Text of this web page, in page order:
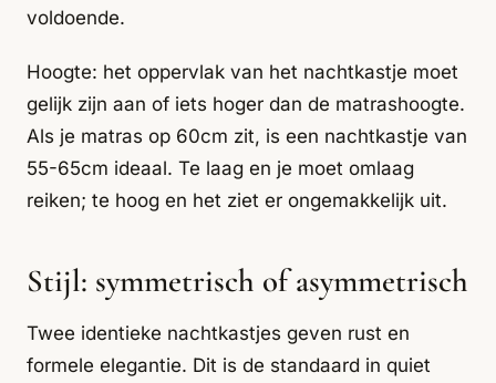
voldoende.
Hoogte: het oppervlak van het nachtkastje moet
gelijk zijn aan of iets hoger dan de matrashoogte.
Als je matras op 60cm zit, is een nachtkastje van
55-65cm ideaal. Te laag en je moet omlaag
reiken; te hoog en het ziet er ongemakkelijk uit.
Stijl: symmetrisch of asymmetrisch
Twee identieke nachtkastjes geven rust en
formele elegantie. Dit is de standaard in quiet